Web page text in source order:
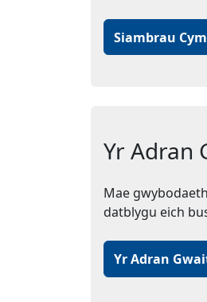
Siambrau
Yr Adran
Mae
datblygu eich
Yr Adran